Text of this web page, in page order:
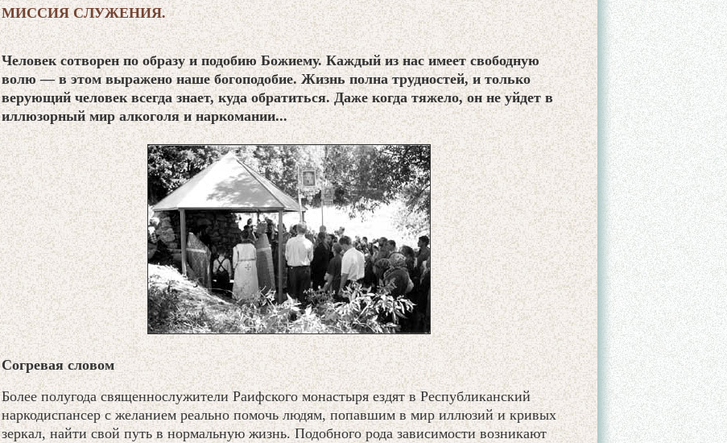
МИССИЯ СЛУЖЕНИЯ.
Человек сотворен по образу и подобию Божиему. Каждый из нас имеет свободную
волю — в этом выражено наше богоподобие. Жизнь полна трудностей, и только
верующий человек всегда знает, куда обратиться. Даже когда тяжело, он не уйдет в
иллюзорный мир алкоголя и наркомании...
Согревая словом
Более полугода священнослужители Раифского монастыря ездят в Республиканский
наркодиспансер с желанием реально помочь людям, попавшим в мир иллюзий и кривых
зеркал, найти свой путь в нормальную жизнь. Подобного рода зависимости возникают